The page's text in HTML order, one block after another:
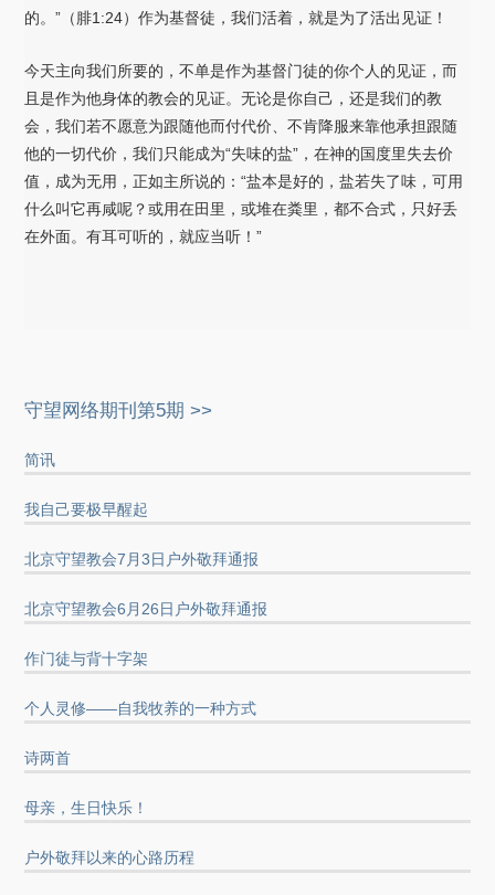
的。”（腓1:24）作为基督徒，我们活着，就是为了活出见证！
今天主向我们所要的，不单是作为基督门徒的你个人的见证，而
且是作为他身体的教会的见证。无论是你自己，还是我们的教
会，我们若不愿意为跟随他而付代价、不肯降服来靠他承担跟随
他的一切代价，我们只能成为“失味的盐”，在神的国度里失去价
值，成为无用，正如主所说的：“盐本是好的，盐若失了味，可用
什么叫它再咸呢？或用在田里，或堆在粪里，都不合式，只好丢
在外面。有耳可听的，就应当听！”
守望网络期刊第5期 >>
简讯
我自己要极早醒起
北京守望教会7月3日户外敬拜通报
北京守望教会6月26日户外敬拜通报
作门徒与背十字架
个人灵修——自我牧养的一种方式
诗两首
母亲，生日快乐！
户外敬拜以来的心路历程